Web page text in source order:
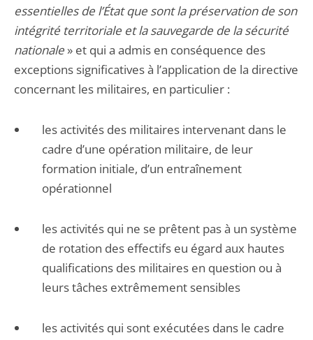
essentielles de l’État que sont la préservation de son
intégrité territoriale et la sauvegarde de la sécurité
nationale » et qui a admis en conséquence des
exceptions significatives à l’application de la directive
concernant les militaires, en particulier :
les activités des militaires intervenant dans le
cadre d’une opération militaire, de leur
formation initiale, d’un entraînement
opérationnel
les activités qui ne se prêtent pas à un système
de rotation des effectifs eu égard aux hautes
qualifications des militaires en question ou à
leurs tâches extrêmement sensibles
les activités qui sont exécutées dans le cadre